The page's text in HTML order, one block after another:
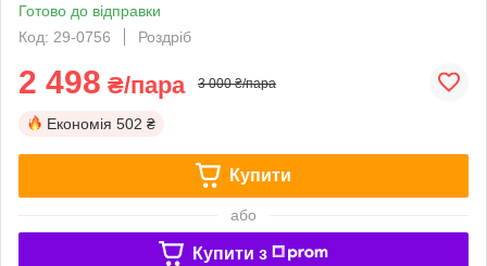
Готово до відправки
Код: 29-0756
Роздріб
2 498 ₴/пара 3 000 ₴/пара
Економія 502 ₴
Купити
або
Купити з